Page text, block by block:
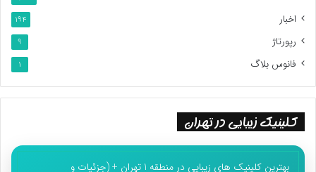
پرستاران را نسبت به ادامه فعالیت در کشور دلسرد کرده و در حال
حاضر قرار است در قالب تبلیغات پرهیاهو، قانون تعرفه گذاری اجرایی
شود، اما نه به آن شیوه ای که متناسب با شان و جایگاه پرستاران
است.
بی عدالتی در حق جامعه پرستاری
این قانون طی 15 سال گذشته همواره با فرازوفرودهای بسیاری همراه
بوده است، آن هم برای پرستاران که در صف اول خدمت در نظام
سلامت قرار دارند. حال اینکه تعرفه های خدمات پزشکی در پایان
اخبار 194
رپورتاژ 9
فانوس بلاگ 1
کلینیک زیبایی در تهران
بهترین کلینیک های زیبایی در منطقه 1 تهران + (جزئیات و